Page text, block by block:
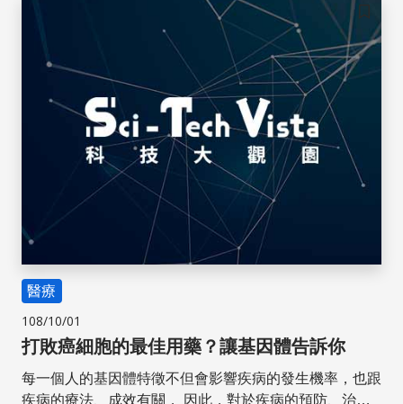
儲存
醫療
108/10/01
打敗癌細胞的最佳用藥？讓基因體告訴你
每一個人的基因體特徵不但會影響疾病的發生機率，也跟
疾病的療法、成效有關， 因此，對於疾病的預防、治療